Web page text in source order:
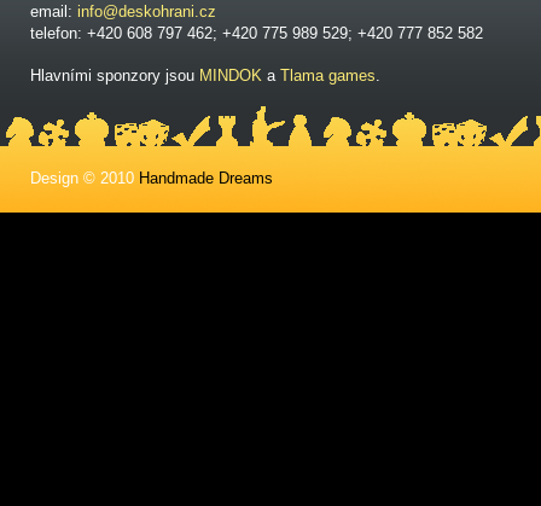
email: info@deskohrani.cz
telefon: +420 608 797 462; +420 775 989 529; +420 777 852 582
Hlavními sponzory jsou MINDOK a Tlama games.
Design © 2010 Handmade Dreams